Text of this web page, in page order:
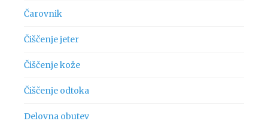
Čarovnik
Čiščenje jeter
Čiščenje kože
Čiščenje odtoka
Delovna obutev